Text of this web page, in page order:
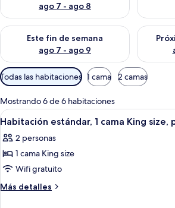
ago 7 - ago 8
Este fin de semana
ago 7 - ago 9
Consulta la disponibilidad para este fin
Filtros
disponibles
para
las
habitaciones
Todas las habitaciones 1 cama 2 camas
Mostrando 6 de 6 habitaciones
Abrir
todas
las
fotos
de
Habitación
Una
2
Habitación estándar, 1 cama King size,
2 personas
1 cama King size
Wifi gratuito
Más detalles
Más